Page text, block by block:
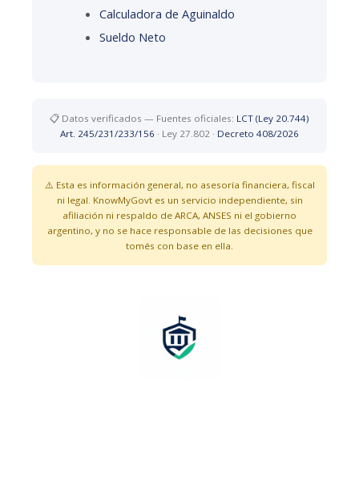
Calculadora de Aguinaldo
Sueldo Neto
📋 Datos verificados — Fuentes oficiales: LCT (Ley 20.744)
Art. 245/231/233/156 · Ley 27.802 · Decreto 408/2026
⚠️ Esta es información general, no asesoría financiera, fiscal
ni legal. KnowMyGovt es un servicio independiente, sin
afiliación ni respaldo de ARCA, ANSES ni el gobierno
argentino, y no se hace responsable de las decisiones que
tomés con base en ella.